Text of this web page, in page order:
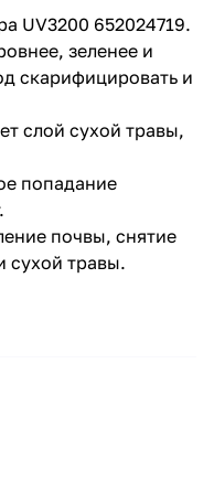
UV3200 652024719.
зеленее и
скарифицировать и
слой сухой травы,
попадание
почвы, снятие
сухой травы.
раз в 2